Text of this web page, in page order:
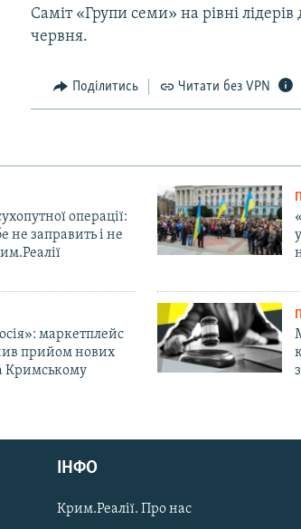
Саміт «Групи семи» на рівні
червня.
Поділитись Читати без VPN
операції:
не заправить і не
маркетплейс
прийом нових
Кримському
ІНФО
Крим.Реалії. Про нас